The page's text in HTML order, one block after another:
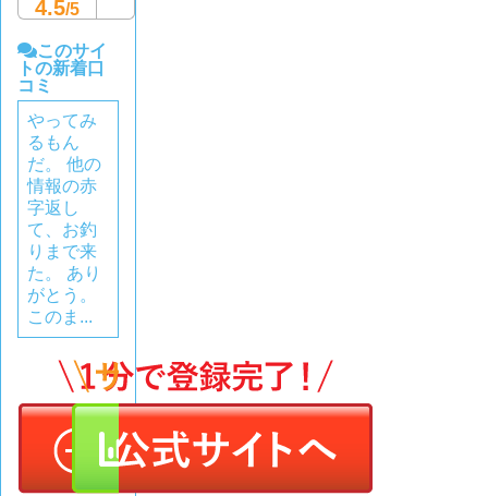
4.5/5
このサイ
トの新着口
コミ
やってみ
るもん
だ。 他の
情報の赤
字返し
て、お釣
りまで来
た。 あり
がとう。
このま...